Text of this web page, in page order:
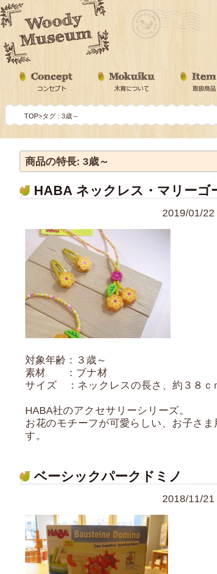
TOP>タグ : 3歳～
商品の特長: 3歳～
HABA ネックレス・マリーゴ
2019/01/
対象年齢：３歳～
素材 ：ブナ材
サイズ ：ネックレスの長さ、約３８ｃ
HABA社のアクセサリーシリーズ。
お花のモチーフが可愛らしい、お子さ
す。
ベーシックパークドミノ
2018/11/